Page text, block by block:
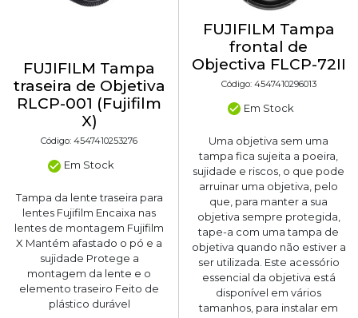
FUJIFILM Tampa
traseira de Objetiva
RLCP-001 (Fujifilm
X)
Código: 4547410253276
Em Stock
Tampa da lente traseira para
lentes Fujifilm Encaixa nas
lentes de montagem Fujifilm
X Mantém afastado o pó e a
sujidade Protege a
montagem da lente e o
elemento traseiro Feito de
plástico durável
FUJIFILM Tampa
frontal de
Objectiva FLCP-72II
Código: 4547410296013
Em Stock
Uma objetiva sem uma
tampa fica sujeita a poeira,
sujidade e riscos, o que pode
arruinar uma objetiva, pelo
que, para manter a sua
objetiva sempre protegida,
tape-a com uma tampa de
objetiva quando não estiver a
ser utilizada. Este acessório
essencial da objetiva está
disponível em vários
tamanhos, para instalar em